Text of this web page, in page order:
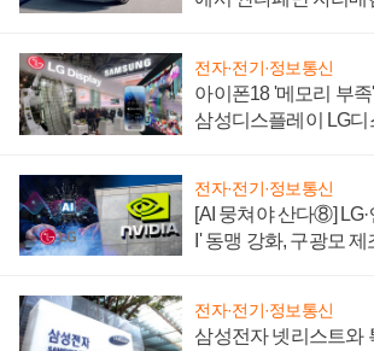
전자·전기·정보통신
아이폰18 '메모리 부
삼성디스플레이 LG
전자·전기·정보통신
[AI 뭉쳐야 산다⑧]
I' 동맹 강화, 구광모 제
전자·전기·정보통신
삼성전자 넷리스트와